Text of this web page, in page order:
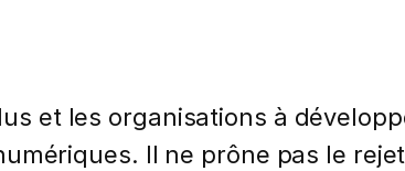
et les organisations à
Il ne prône pas le